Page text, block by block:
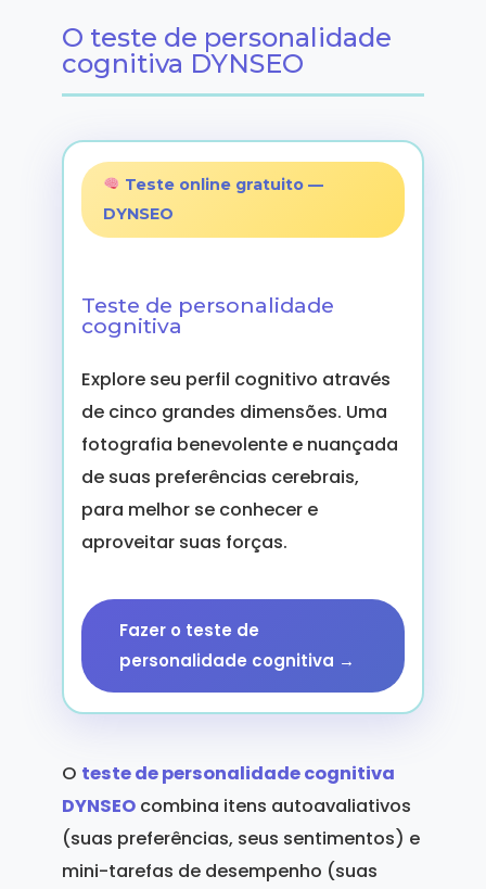
O teste de personalidade
cognitiva DYNSEO
Teste online gratuito —
DYNSEO
Teste de personalidade
cognitiva
Explore seu perfil cognitivo através
de cinco grandes dimensões. Uma
fotografia benevolente e nuançada
de suas preferências cerebrais,
para melhor se conhecer e
aproveitar suas forças.
Fazer o teste de
personalidade cognitiva →
O teste de personalidade cognitiva
DYNSEOcombina itens autoavaliativos
(suas preferências, seus sentimentos) e
mini-tarefas de desempenho (suas